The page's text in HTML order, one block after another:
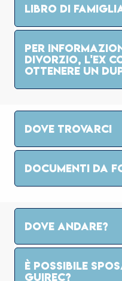
LIBRO DI
PER
DIVORZIO, L'EX
OTTENERE UN
DOVE TROVARCI
DOCUMENTI DA
DOVE ANDARE?
È POSSIBILE
GUIREC?